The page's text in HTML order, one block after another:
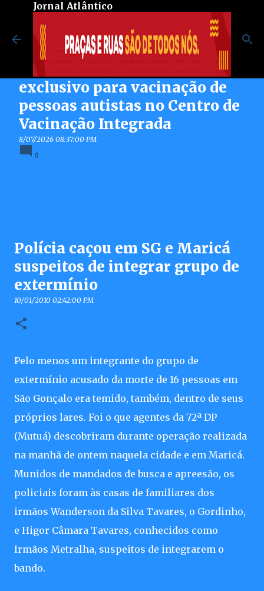
Pular para o conteúdo principal
Jornal Atlântico
Maricá inaugura espaço
exclusivo para vacinação de
pessoas autistas no Centro de
Vacinação Integrada
8/07/2026 08:37:00 PM
0
Polícia caçou em SG e Maricá
suspeitos de integrar grupo de
extermínio
10/01/2010 02:42:00 PM
Pelo menos um integrante do grupo de
extermínio acusado da morte de 16 pessoas em
São Gonçalo era temido, também, dentro de seus
próprios lares. Foi o que agentes da 72ª DP
(Mutuá) descobriram durante operação realizada
na manhã de ontem naquela cidade e em Maricá.
Munidos de mandados de busca e apreesão, os
policiais foram às casas de familiares dos
irmãos Wanderson da Silva Tavares, o Gordinho,
e Higor Câmara Tavares, conhecidos como
Irmãos Metralha, suspeitos de integrarem o
bando.